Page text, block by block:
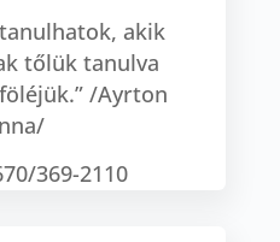
akik
tőlük tanulva
/Ayrton
369-2110